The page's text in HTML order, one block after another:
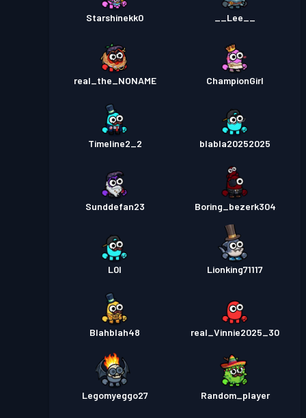
Starshinekk0 __Lee__
real_the_NONAME ChampionGirl
Timeline2_2 blabla20252025
Sunddefan23 Boring_bezerk304
L0I Lionking71117
Blahblah48 real_Vinnie2025_30
Legomyeggo27 Random_player